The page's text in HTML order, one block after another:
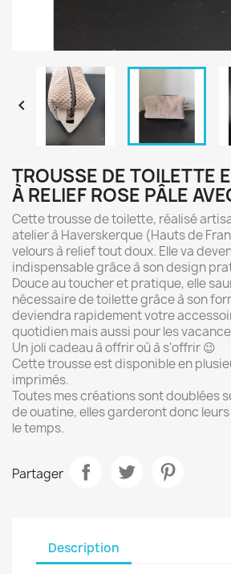

TROUSSE DE TOILETTE
À RELIEF ROSE PÂLE
Cette trousse de toilette, réalisé
atelier à Haverskerque (Hauts de
velours à relief tout doux. Elle va
indispensable grâce à son design
Douce au toucher et pratique, elle
nécessaire de toilette grâce à son
deviendra rapidement votre
quotidien mais aussi pour les
Un joli cadeau à offrir où à s'offrir 😉
Cette trousse est disponible en
imprimés.
Toutes mes créations sont doublées
de ouatine, elles garderont donc
le temps.
Partager
Description